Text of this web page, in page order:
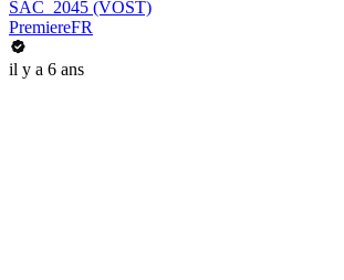
SAC_2045 (VOST)
PremiereFR
il y a 6 ans